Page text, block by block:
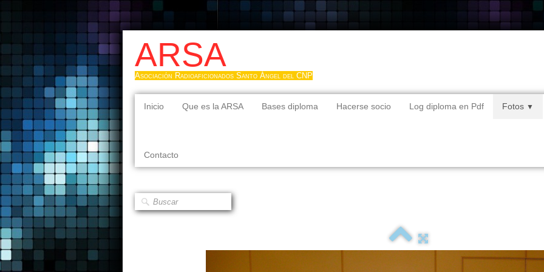
ARSA
Asociación Radioaficionados Santo Ángel del CNP
Inicio Que es la ARSA Bases diploma Hacerse socio Log diploma en Pdf Fotos ▼
Contacto